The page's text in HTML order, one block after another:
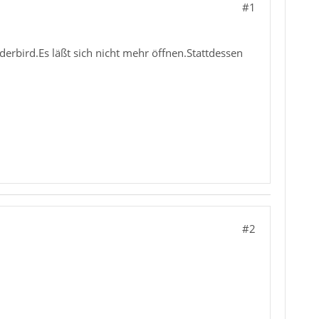
#1
läßt sich nicht mehr öffnen.Stattdessen
#2